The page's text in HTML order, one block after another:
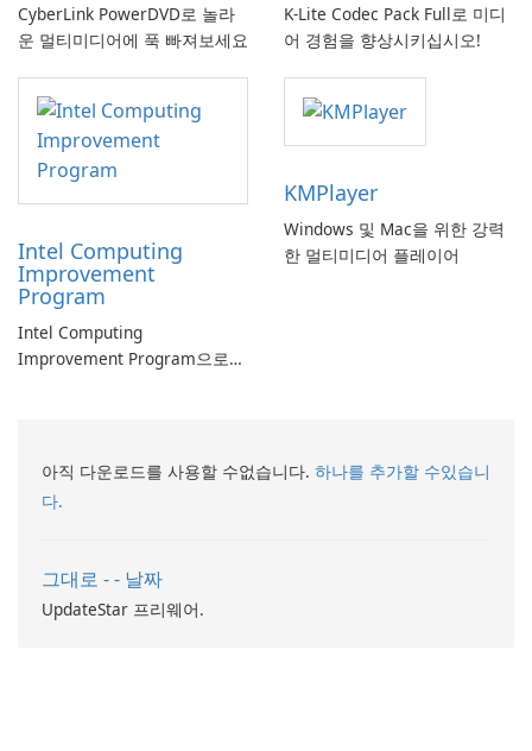
CyberLink PowerDVD로 놀라
운 멀티미디어에 푹 빠져보세요
K-Lite Codec Pack Full로 미디
어 경험을 향상시키십시오!
Intel Computing
Improvement
Program
Intel Computing
Improvement Program으로
KMPlayer
Windows 및 Mac을 위한 강력
한 멀티미디어 플레이어
아직 다운로드를 사용할 수없습니다. 하나를 추가할 수있습니
다.
그대로 - - 날짜
UpdateStar 프리웨어.